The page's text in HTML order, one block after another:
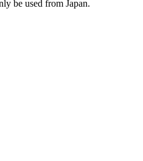
be used from Japan.